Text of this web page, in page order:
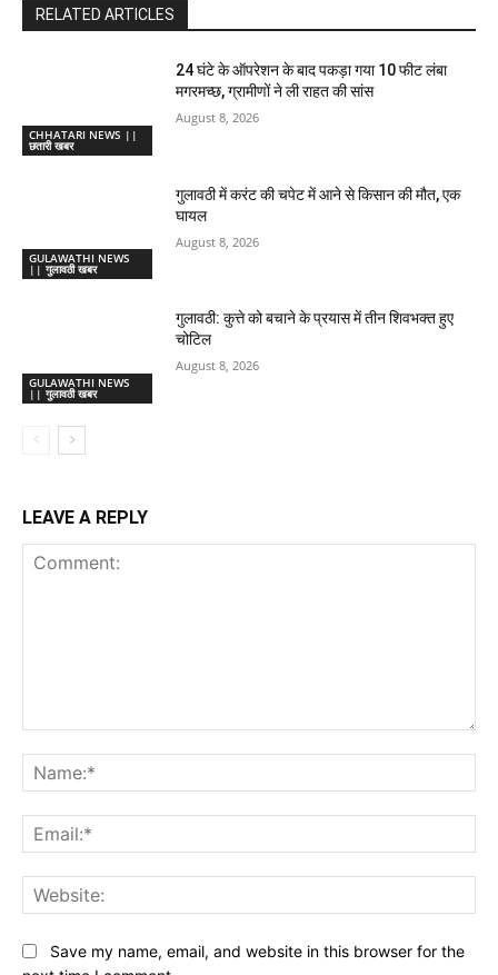
RELATED ARTICLES
CHHATARI NEWS ||
छतारी खबर
24 घंटे के ऑपरेशन के बाद पकड़ा गया 10 फीट लंबा
मगरमच्छ, ग्रामीणों ने ली राहत की सांस
August 8, 2026
GULAWATHI NEWS
|| गुलावठी खबर
गुलावठी में करंट की चपेट में आने से किसान की मौत, एक
घायल
August 8, 2026
GULAWATHI NEWS
|| गुलावठी खबर
गुलावठी: कुत्ते को बचाने के प्रयास में तीन शिवभक्त हुए
चोटिल
August 8, 2026
LEAVE A REPLY
Save my name, email, and website in this browser for the